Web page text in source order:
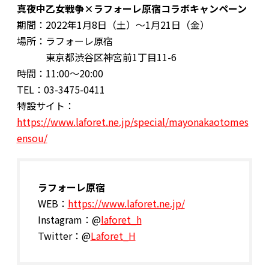
真夜中乙女戦争×ラフォーレ原宿コラボキャンペーン
期間：2022年1月8日（土）～1月21日（金）
場所：ラフォーレ原宿
東京都渋谷区神宮前1丁目11-6
時間：11:00～20:00
TEL：03-3475-0411
特設サイト：
https://www.laforet.ne.jp/special/mayonakaotomes
ensou/
ラフォーレ原宿
WEB： https://www.laforet.ne.jp/
Instagram：@laforet_h
Twitter：@Laforet_H